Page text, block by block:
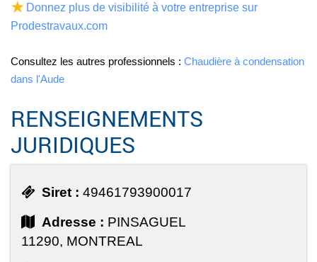
Donnez plus de visibilité à votre entreprise sur
Prodestravaux.com
Consultez les autres professionnels : Chaudière à condensation
dans l'Aude
RENSEIGNEMENTS
JURIDIQUES
Siret : 49461793900017
Adresse : PINSAGUEL
11290, MONTREAL